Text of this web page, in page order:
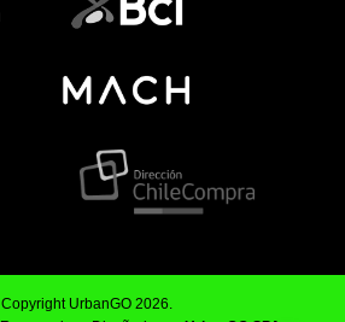
Copyright UrbanGO 2026.